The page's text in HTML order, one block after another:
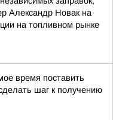
Александр Новак на
на топливном рынке
время поставить
шаг к получению